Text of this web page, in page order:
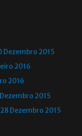
Dezembro 2015
2016
2016
2015
Dezembro 2015